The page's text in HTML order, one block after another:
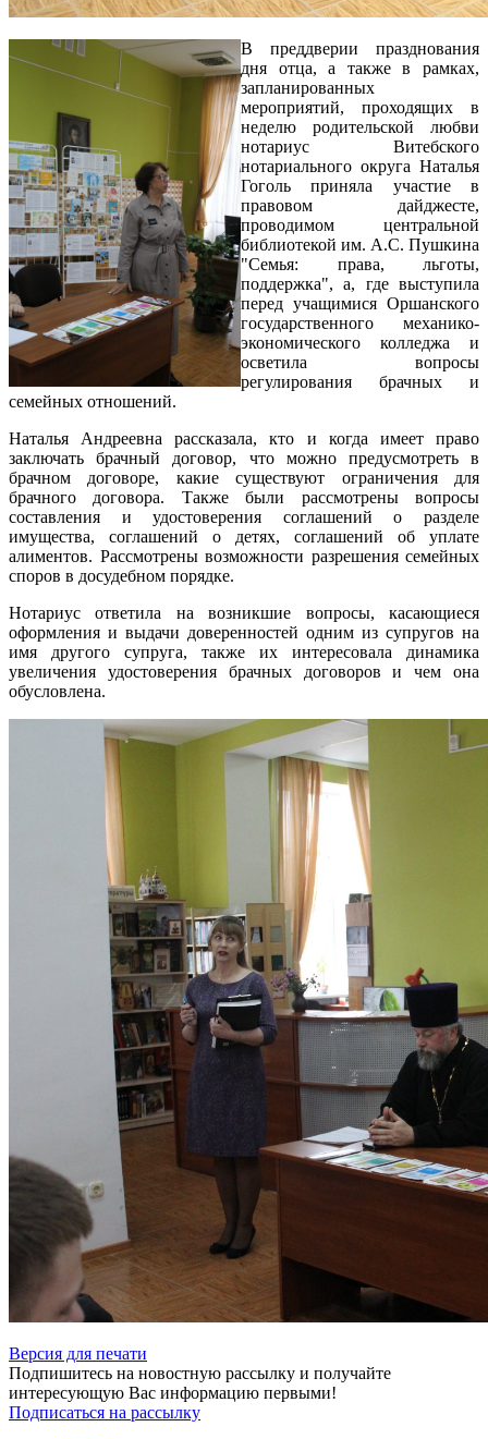
В преддверии празднования
дня отца, а также в рамках,
запланированных
мероприятий, проходящих в
неделю родительской любви
нотариус Витебского
нотариального округа Наталья
Гоголь приняла участие в
правовом дайджесте,
проводимом центральной
библиотекой им. А.С. Пушкина
"Семья: права, льготы,
поддержка", а, где выступила
перед учащимися Оршанского
государственного механико-
экономического колледжа и
осветила вопросы
регулирования брачных и
семейных отношений.
Наталья Андреевна рассказала, кто и когда имеет право
заключать брачный договор, что можно предусмотреть в
брачном договоре, какие существуют ограничения для
брачного договора. Также были рассмотрены вопросы
составления и удостоверения соглашений о разделе
имущества, соглашений о детях, соглашений об уплате
алиментов. Рассмотрены возможности разрешения семейных
споров в досудебном порядке.
Нотариус ответила на возникшие вопросы, касающиеся
оформления и выдачи доверенностей одним из супругов на
имя другого супруга, также их интересовала динамика
увеличения удостоверения брачных договоров и чем она
обусловлена.
Версия для печати
Подпишитесь на новостную рассылку и получайте
интересующую Вас информацию первыми!
Подписаться на рассылку